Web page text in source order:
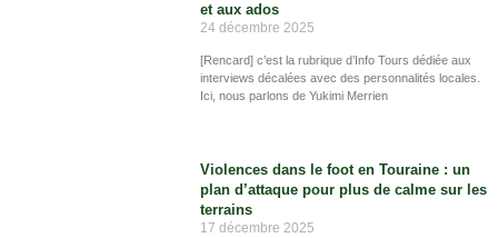
et aux ados
24 décembre 2025
[Rencard] c’est la rubrique d’Info Tours dédiée aux
interviews décalées avec des personnalités locales.
Ici, nous parlons de Yukimi Merrien
Violences dans le foot en Touraine : un
plan d’attaque pour plus de calme sur les
terrains
17 décembre 2025